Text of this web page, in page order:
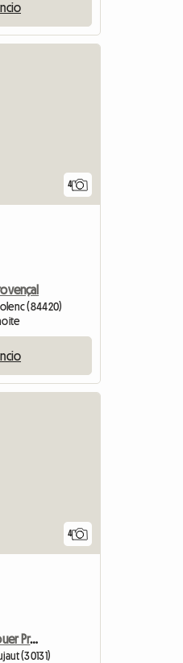
4
(84420)
4
Chambre D'Hôtes À Louer Près D'Avignon
(30131)